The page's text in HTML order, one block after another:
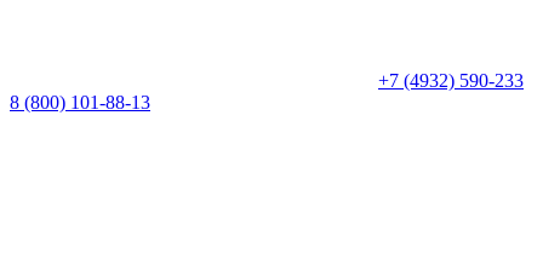
+7 (4932) 590-233
8 (800) 101-88-13